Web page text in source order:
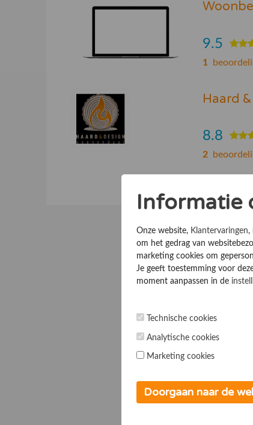
9.5
1
Haard
8.8
2
Informatie
Onze website, Klantervaringen,
om het gedrag van
marketing cookies om
Je geeft toestemming voor
moment aanpassen in de
Technische cookies
Analytische cookies
Marketing cookies
Doorgaan naar de